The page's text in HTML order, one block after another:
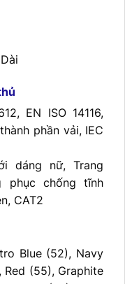
EN ISO 14116,
phần vải, IEC
dáng nữ, Trang
phục chống tĩnh
CAT2
Blue (52), Navy
Red (55), Graphite